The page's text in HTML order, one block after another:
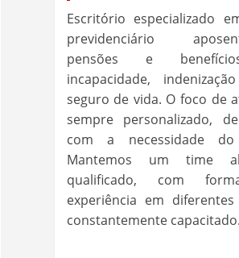
Escritório especializado
previdenciário
pensões e
incapacidade,
seguro de vida. O foco de
sempre personalizado,
com a necessidade do
Mantemos um time
qualificado, com
experiência em
constantemente capacitado.